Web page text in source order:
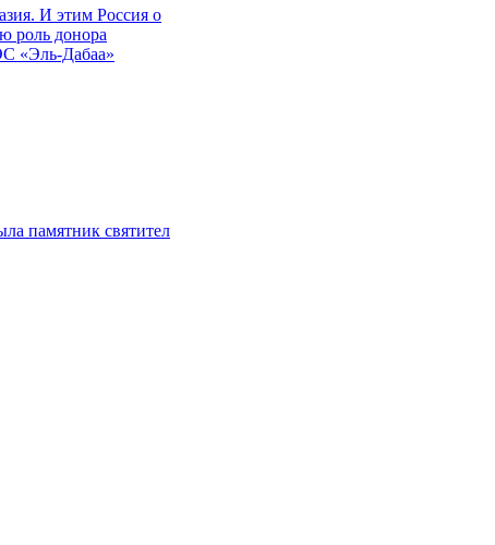
И этим Россия о
роль донора
«Эль-Дабаа»
памятник святител